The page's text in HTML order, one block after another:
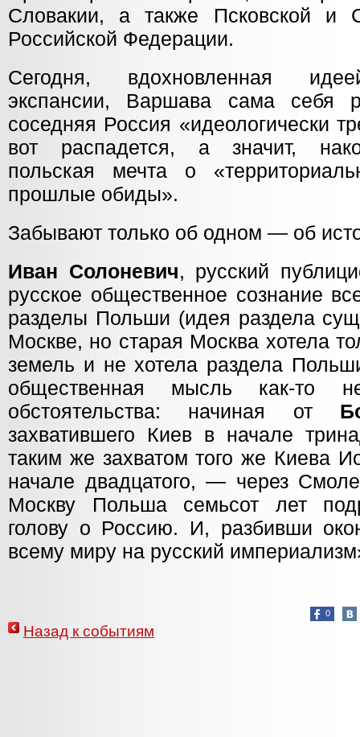
Словакии, а также Псковской и
Российской Федерации.
Сегодня, вдохновленная
экспансии, Варшава сама себя
соседняя Россия «идеологически
вот распадется, а значит,
польская мечта о
прошлые обиды».
Забывают только об одном — об
Иван Солоневич, русский
русское общественное сознание
разделы Польши (идея раздела
Москве, но старая Москва хотела
земель и не хотела раздела
общественная мысль как-то
обстоятельства: начиная от
захватившего Киев в начале
таким же захватом того же Киева
начале двадцатого, — через
Москву Польша семьсот лет
голову о Россию. И, разбивши
всему миру на русский
0
Назад к событиям